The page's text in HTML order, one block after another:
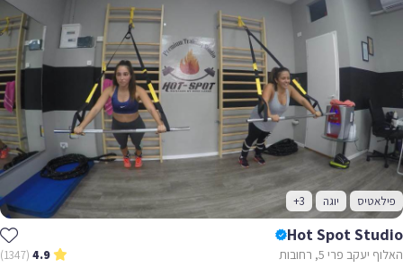
יוגה +3
Hot Spot
פרי 5, רחובות 4.9
(1347)